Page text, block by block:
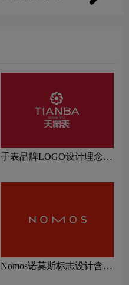
手表品牌LOGO设计理念解
Nomos诺莫斯标志设计含义